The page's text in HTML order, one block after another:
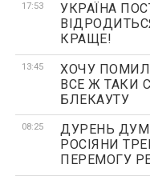
17:53
УКРАЇНА
КРАЩЕ!
13:45
ХОЧУ
ВСЕ Ж ТАКИ
БЛЕКАУТУ
08:25
ДУРЕНЬ
РОСІЯНИ
ПЕРЕМОГУ